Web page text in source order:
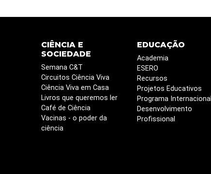
CIÊNCIA E
SOCIEDADE
Semana C&T
Circuitos Ciência Viva
Ciência Viva em Casa
Livros que queremos ler
Café de Ciência
Vacinas - o poder da
ciência
EDUCAÇÃO
Academia
ESERO
Recursos
Projetos Educativos
Programa
Desenvolvimento
Profissional